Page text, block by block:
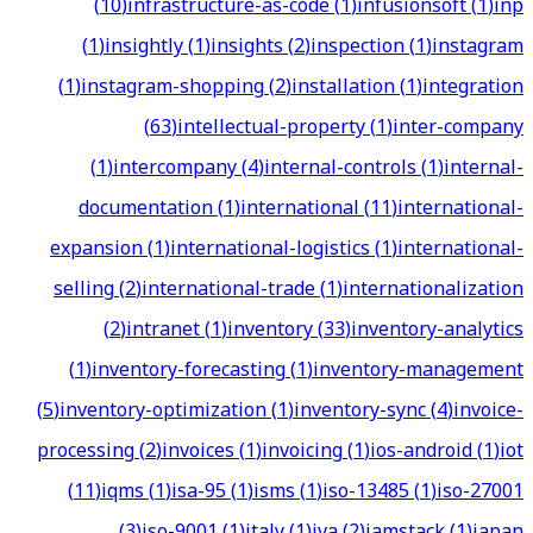
(1)insightly(1)insights(2)inspection(1)instagram
(1)instagram-shopping(2)installation(1)integration
(63)intellectual-property(1)inter-company
(1)intercompany(4)internal-controls(1)internal-
documentation(1)international(11)international-
expansion(1)international-logistics(1)international-
selling(2)international-trade(1)internationalization
(2)intranet(1)inventory(33)inventory-analytics
(1)inventory-forecasting(1)inventory-management
(5)inventory-optimization(1)inventory-sync(4)invoice-
processing(2)invoices(1)invoicing(1)ios-android(1)iot
(11)iqms(1)isa-95(1)isms(1)iso-13485(1)iso-27001